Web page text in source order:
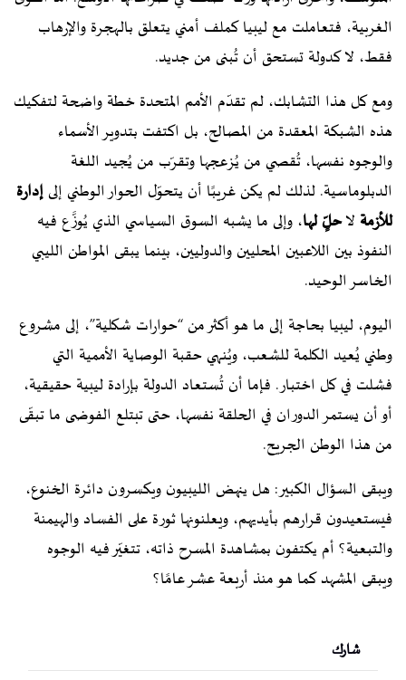
الغربية، فتعاملت مع ليبيا كملف أمني يتعلق بالهجرة والإرهاب
فقط، لا كدولة تستحق أن تُبنى من جديد.
ومع كل هذا التشابك، لم تقدّم الأمم المتحدة خطة واضحة لتفكيك
هذه الشبكة المعقدة من المصالح، بل اكتفت بتدوير الأسماء
والوجوه نفسها، تُقصي من يُزعجها وتقرّب من يُجيد اللغة
الدبلوماسية. لذلك لم يكن غريبًا أن يتحوّل الحوار الوطني إلى إدارة
للأزمة لاحلٍّ لها، وإلى ما يشبه السوق السياسي الذي يُوزَّع فيه
النفوذ بين اللاعبين المحليين والدوليين، بينما يبقى المواطن الليبي
الخاسر الوحيد.
اليوم، ليبيا بحاجة إلى ما هو أكثر من “حوارات شكلية”، إلى مشروع
وطني يُعيد الكلمة للشعب، ويُنهي حقبة الوصاية الأممية التي
فشلت في كل اختبار. فإما أن تُستعاد الدولة بإرادة ليبية حقيقية،
أو أن يستمر الدوران في الحلقة نفسها، حتى تبتلع الفوضى ما تبقّى
من هذا الوطن الجريح.
ويبقى السؤال الكبير: هل ينهض الليبيون ويكسرون دائرة الخنوع،
فيستعيدون قرارهم بأيديهم، ويعلنونها ثورة على الفساد والهيمنة
والتبعية؟ أم يكتفون بمشاهدة المسرح ذاته، تتغيّر فيه الوجوه
ويبقى المشهد كما هو منذ أربعة عشر عامًا؟
شارك